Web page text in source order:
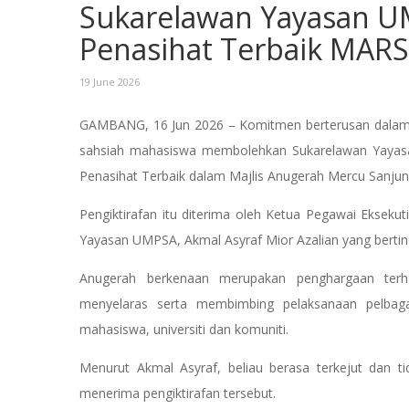
Sukarelawan Yayasan
Penasihat Terbaik
19 June 2026
GAMBANG, 16 Jun 2026 – Komitmen berterusan
sahsiah mahasiswa membolehkan Sukarelawan
Penasihat Terbaik dalam Majlis Anugerah Mercu
Pengiktirafan itu diterima oleh Ketua Pegawai
Yayasan UMPSA, Akmal Asyraf Mior Azalian yang
Anugerah berkenaan merupakan penghargaan
menyelaras serta membimbing pelaksanaan
mahasiswa, universiti dan komuniti.
Menurut Akmal Asyraf, beliau berasa terkejut dan
menerima pengiktirafan tersebut.